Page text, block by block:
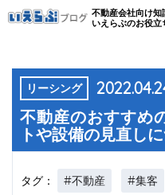
不動産会社向け知
いえらぶのお役立
リーシング
不動産のおすすめ
トや設備の見直し
タグ： #不動産 #集客